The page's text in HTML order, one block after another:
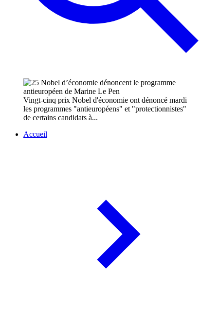
Vingt-cinq prix Nobel d'économie ont dénoncé mardi
les programmes "antieuropéens" et "protectionnistes"
de certains candidats à...
Accueil